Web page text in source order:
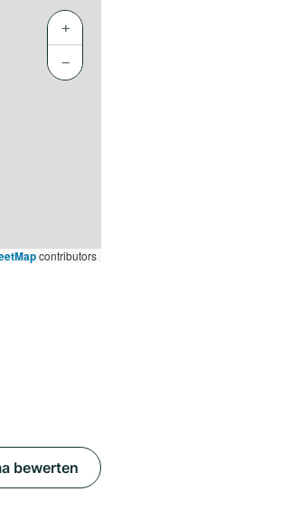
+
−
contributors
bewerten